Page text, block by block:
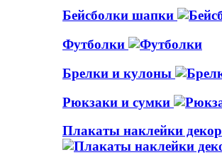
Бейсболки шапки
Футболки
Брелки и кулоны
Рюкзаки и сумки
Плакаты наклейки декор